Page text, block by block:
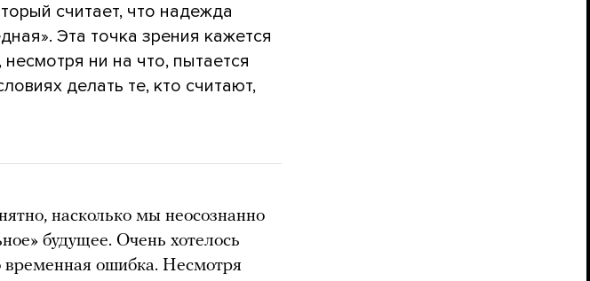
считает, что надежда
Эта точка зрения кажется
ни на что, пытается
делать те, кто считают,
насколько мы неосознанно
будущее. Очень хотелось
временная ошибка. Несмотря